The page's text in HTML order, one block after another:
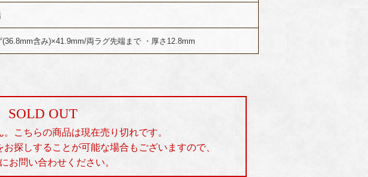
含み)×41.9mm/両ラグ先端まで ・厚さ12.8mm
SOLD OUT
こちらの商品は現在売り切れです。
探しすることが可能な場合もございますので、
お問い合わせください。